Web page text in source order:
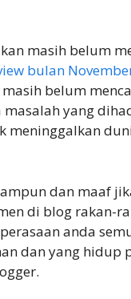
masih belum
bulan
belum
masalah yang
meninggalkan
dan maaf
di blog rakan-
anda
dan yang hidup